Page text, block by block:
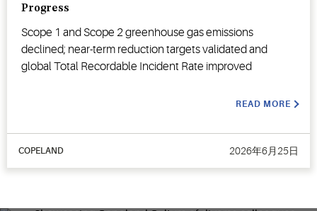
Progress
Scope 1 and Scope 2 greenhouse gas emissions
declined; near-term reduction targets validated and
global Total Recordable Incident Rate improved
READ MORE
COPELAND 2026年6月25日